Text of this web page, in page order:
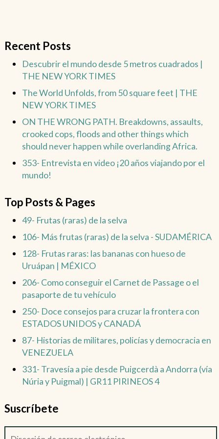
Recent Posts
Descubrir el mundo desde 5 metros cuadrados |
THE NEW YORK TIMES
The World Unfolds, from 50 square feet | THE
NEW YORK TIMES
ON THE WRONG PATH. Breakdowns, assaults,
crooked cops, floods and other things which
should never happen while overlanding Africa.
353- Entrevista en video ¡20 años viajando por el
mundo!
Top Posts & Pages
49- Frutas (raras) de la selva
106- Más frutas (raras) de la selva - SUDAMÉRICA
128- Frutas raras: las bananas con hueso de
Uruápan | MÉXICO
206- Como conseguir el Carnet de Passage o el
pasaporte de tu vehículo
250- Doce consejos para cruzar la frontera con
ESTADOS UNIDOS y CANADÁ
87- Historias de militares, policías y democracia en
VENEZUELA
331- Travesía a pie desde Puigcerdà a Andorra (vía
Núria y Puigmal) | GR11 PIRINEOS 4
Suscríbete